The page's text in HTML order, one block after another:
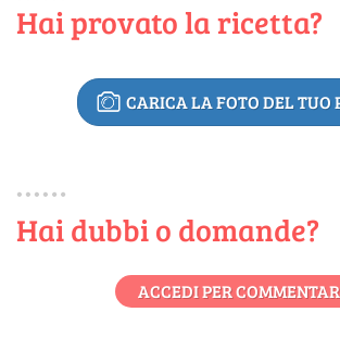
Hai provato la ricetta?
CARICA LA FOTO DEL TUO
Hai dubbi o domande?
ACCEDI PER